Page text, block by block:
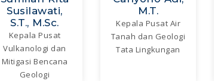
Susilawati,
S.T., M.Sc.
Kepala Pusat
Vulkanologi dan
Mitigasi Bencana
Geologi
M.T.
Kepala Pusat Air
Tanah dan Geologi
Tata Lingkungan